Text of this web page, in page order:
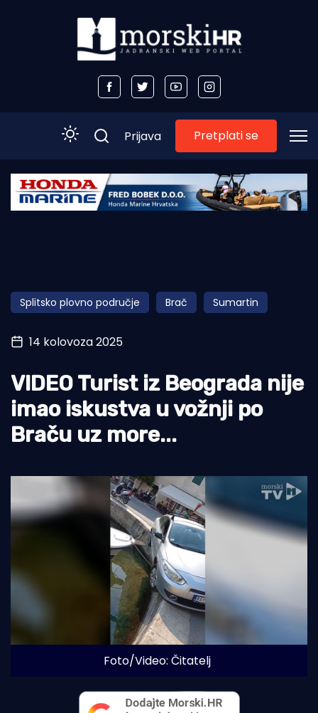
Početna
Obala
Otoci
Turizam i nautika
Pomorstvo
Ribolov
Ekologija
Prijava Pretplati se
Splitsko plovno područje Brač Sumartin
14 kolovoza 2025
VIDEO Turist iz Beograda nije
imao iskustva u vožnji po
Braču uz more...
Foto/Video: Čitatelj